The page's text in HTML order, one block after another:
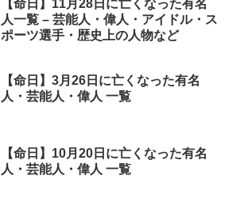
【命日】11月28日に亡くなった有名
人一覧 – 芸能人・偉人・アイドル・ス
ポーツ選手・歴史上の人物など
【命日】3月26日に亡くなった有名
人・芸能人・偉人 一覧
【命日】10月20日に亡くなった有名
人・芸能人・偉人 一覧